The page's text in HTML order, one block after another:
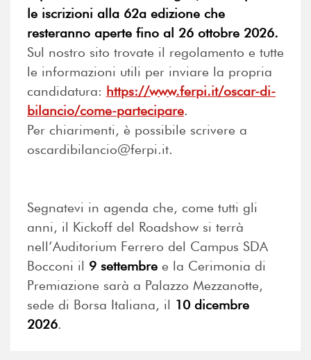
le iscrizioni alla 62a edizione che
resteranno aperte fino al 26 ottobre 2026.
Sul nostro sito trovate il regolamento e tutte
le informazioni utili per inviare la propria
candidatura: https://www.ferpi.it/oscar-di-
bilancio/come-partecipare.
Per chiarimenti, è possibile scrivere a
oscardibilancio@ferpi.it.
Segnatevi in agenda che, come tutti gli
anni, il Kickoff del Roadshow si terrà
nell’Auditorium Ferrero del Campus SDA
Bocconi il 9 settembre e la Cerimonia di
Premiazione sarà a Palazzo Mezzanotte,
sede di Borsa Italiana, il 10 dicembre
2026.